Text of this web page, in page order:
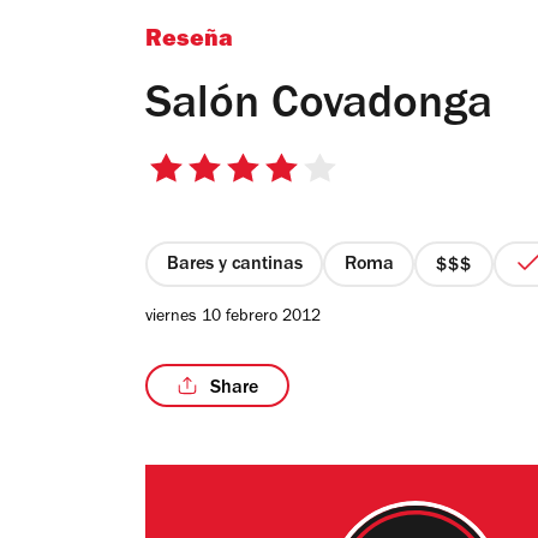
Reseña
Salón Covadonga
4
estrellas
Bares y cantinas Roma
precio
viernes 10 febrero 2012
Share